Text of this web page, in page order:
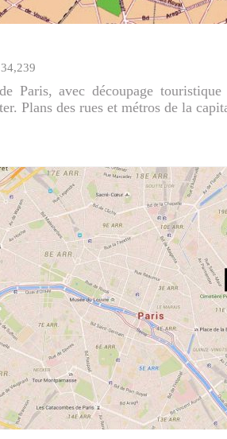
Paris, avec découpage touristique
Plans des rues et métros de la